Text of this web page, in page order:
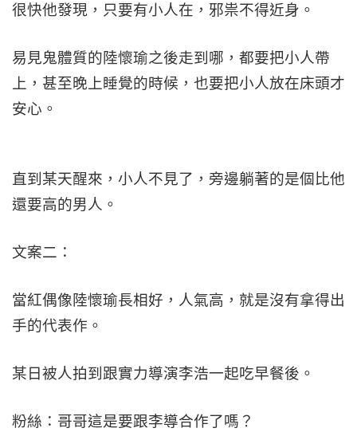
很快他發現，只要有小人在，邪祟不得近身。
易見鬼體質的陸懷瑜之後走到哪，都要把小人帶
上，甚至晚上睡覺的時候，也要把小人放在床頭才
安心。
直到某天醒來，小人不見了，旁邊躺著的是個比他
還要高的男人。
文案二：
當紅偶像陸懷瑜長相好，人氣高，就是沒有拿得出
手的代表作。
某日被人拍到跟實力導演李浩一起吃早餐後。
粉絲：哥哥這是要跟李導合作了嗎？